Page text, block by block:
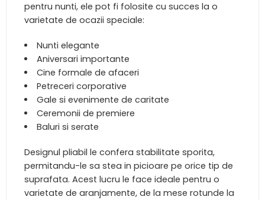
pentru nunti, ele pot fi folosite cu succes la o
varietate de ocazii speciale:
Nunti elegante
Aniversari importante
Cine formale de afaceri
Petreceri corporative
Gale si evenimente de caritate
Ceremonii de premiere
Baluri si serate
Designul pliabil le confera stabilitate sporita,
permitandu-le sa stea in picioare pe orice tip de
suprafata. Acest lucru le face ideale pentru o
varietate de aranjamente, de la mese rotunde la